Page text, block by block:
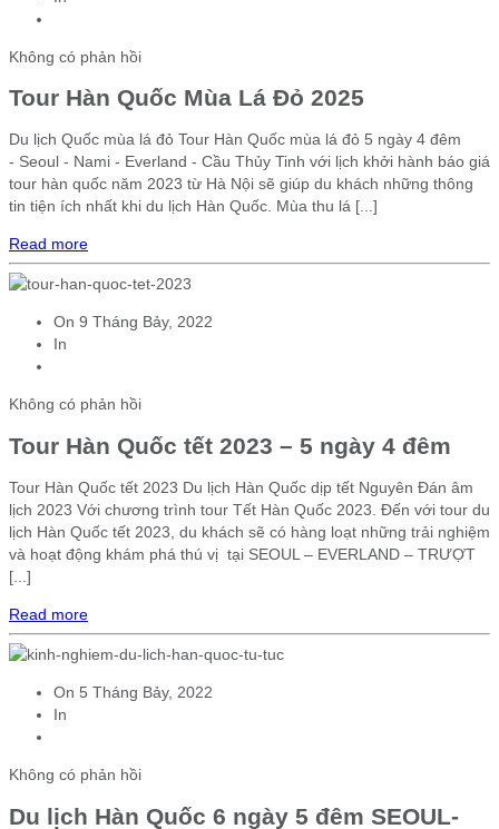
Không có phản hồi
Tour Hàn Quốc Mùa Lá Đỏ 2025
Du lịch Quốc mùa lá đỏ Tour Hàn Quốc mùa lá đỏ 5 ngày 4 đêm
- Seoul - Nami - Everland - Cầu Thủy Tinh với lịch khởi hành báo giá
tour hàn quốc năm 2023 từ Hà Nội sẽ giúp du khách những thông
tin tiện ích nhất khi du lịch Hàn Quốc. Mùa thu lá [...]
Read more
On 9 Tháng Bảy, 2022
In
Không có phản hồi
Tour Hàn Quốc tết 2023 – 5 ngày 4 đêm
Tour Hàn Quốc tết 2023 Du lịch Hàn Quốc dịp tết Nguyên Đán âm
lịch 2023 Với chương trình tour Tết Hàn Quốc 2023. Đến với tour du
lịch Hàn Quốc tết 2023, du khách sẽ có hàng loạt những trải nghiệm
và hoạt động khám phá thú vị tại SEOUL – EVERLAND – TRƯỢT
[...]
Read more
On 5 Tháng Bảy, 2022
In
Không có phản hồi
Du lịch Hàn Quốc 6 ngày 5 đêm SEOUL-